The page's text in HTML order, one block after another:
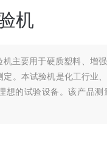
机
机主要用于硬质塑料、增
定。本试验机是化工行业
想的试验设备。该产品